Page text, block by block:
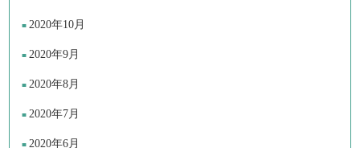
2020年10月
2020年9月
2020年8月
2020年7月
2020年6月